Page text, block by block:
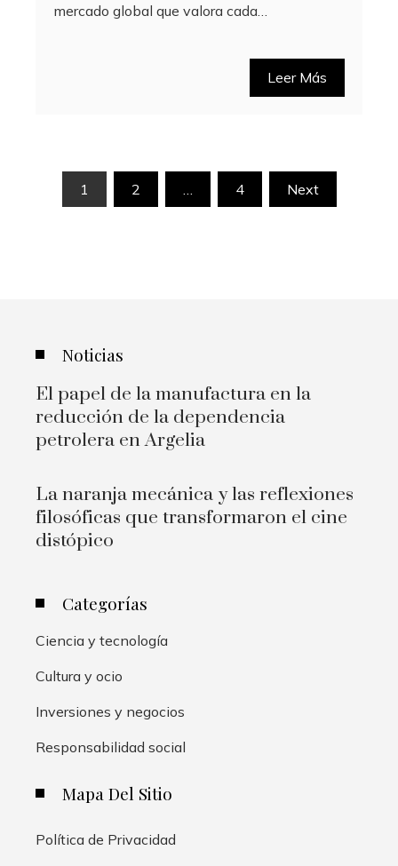
mercado global que valora cada…
Leer Más
Paginación
1 2 4 Next
Noticias
El papel de la manufactura en la
reducción de la dependencia
petrolera en Argelia
La naranja mecánica y las reflexiones
filosóficas que transformaron el cine
distópico
Categorías
Ciencia y tecnología
Cultura y ocio
Inversiones y negocios
Responsabilidad social
Mapa Del Sitio
Política de Privacidad